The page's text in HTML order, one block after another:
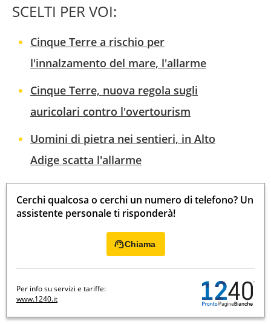
SCELTI PER VOI:
Cinque Terre a rischio per
l'innalzamento del mare, l'allarme
Cinque Terre, nuova regola sugli
auricolari contro l'overtourism
Uomini di pietra nei sentieri, in Alto
Adige scatta l'allarme
Cerchi qualcosa o cerchi un numero di telefono? Un
assistente personale ti risponderà!
Chiama
Per info su servizi e tariffe:
www.1240.it